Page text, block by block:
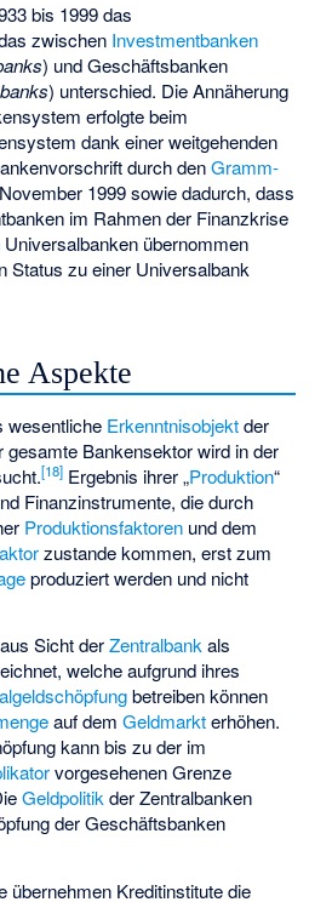
bis 1999 das
zwischen Investmentbanken
) und Geschäftsbanken
) unterschied. Die Annäherung
erfolgte beim
dank einer weitgehenden
durch denGramm-
1999 sowie dadurch, dass
im Rahmen der Finanzkrise
übernommen
Status zu einer Universalbank
Aspekte
wesentliche Erkenntnisobjektder
gesamte Bankensektor wird in der
[18] Ergebnis ihrer „Produktion“
Finanzinstrumente, die durch
Produktionsfaktoren und dem
zustande kommen, erst zum
produziert werden und nicht
Sicht derZentralbankals
welche aufgrund ihres
betreiben können
auf demGeldmarkterhöhen.
kann bis zu der im
vorgesehenen Grenze
Geldpolitikder Zentralbanken
der Geschäftsbanken
übernehmen Kreditinstitute die